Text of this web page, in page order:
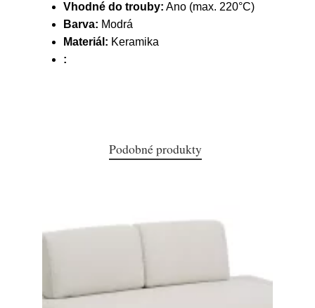
Vhodné do trouby: Ano (max. 220°C)
Barva: Modrá
Materiál: Keramika
:
Podobné produkty